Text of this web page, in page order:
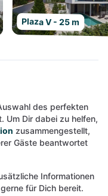
Plaza V - 25 m
des perfekten
Um Dir dabei zu helfen,
zusammengestellt,
Gäste beantwortet
Informationen
für Dich bereit.